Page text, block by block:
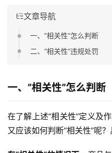
文章导航
一、”相关性”怎么判断
二、“相关性”违规处罚
一、”相关性”怎么判断
在了解上述“相关性”定义及
又应该如何判断“相关性”呢？